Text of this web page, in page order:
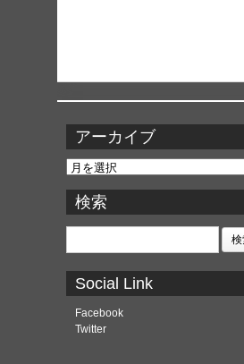
アーカイブ
ア
カ
イ
ブ
検索
検
Social Link
Facebook
Twitter